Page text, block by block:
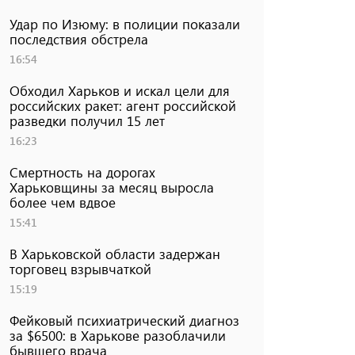
Удар по Изюму: в полиции показали
последствия обстрела
16:54
Обходил Харьков и искал цели для
российских ракет: агент российской
разведки получил 15 лет
16:23
Смертность на дорогах
Харьковщины за месяц выросла
более чем вдвое
15:41
В Харьковской области задержан
торговец взрывчаткой
15:19
Фейковый психиатрический диагноз
за $6500: в Харькове разоблачили
бывшего врача